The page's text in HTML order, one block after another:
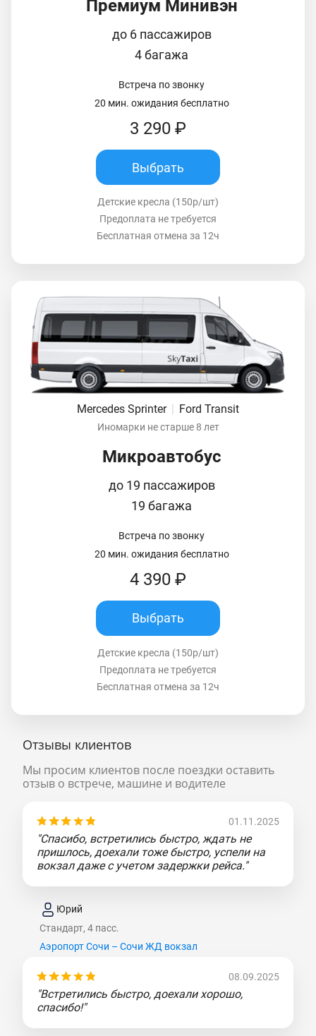
Премиум Минивэн
до 6 пассажиров
4 багажа
Встреча по звонку
20 мин. ожидания бесплатно
3 290 ₽
Выбрать
Детские кресла (150р/шт)
Предоплата не требуется
Бесплатная отмена за 12ч
Mercedes Sprinter | Ford Transit
Иномарки не старше 8 лет
Микроавтобус
до 19 пассажиров
19 багажа
Встреча по звонку
20 мин. ожидания бесплатно
4 390 ₽
Выбрать
Детские кресла (150р/шт)
Предоплата не требуется
Бесплатная отмена за 12ч
Отзывы клиентов
Мы просим клиентов после поездки оставить
отзыв о встрече, машине и водителе
01.11.2025
"Спасибо, встретились быстро, ждать не
пришлось, доехали тоже быстро, успели на
вокзал даже с учетом задержки рейса."
Юрий
Стандарт, 4 пасс.
Аэропорт Сочи – Сочи ЖД вокзал
08.09.2025
"Встретились быстро, доехали хорошо,
спасибо!"